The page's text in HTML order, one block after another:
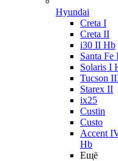
Hyundai
Creta I
Creta II
i30 II Hb
Santa Fe
Solaris I
Tucson
Starex II
ix25
Custin
Custo
Accent
Hb
Ещё